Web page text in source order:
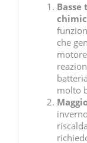
che
molto